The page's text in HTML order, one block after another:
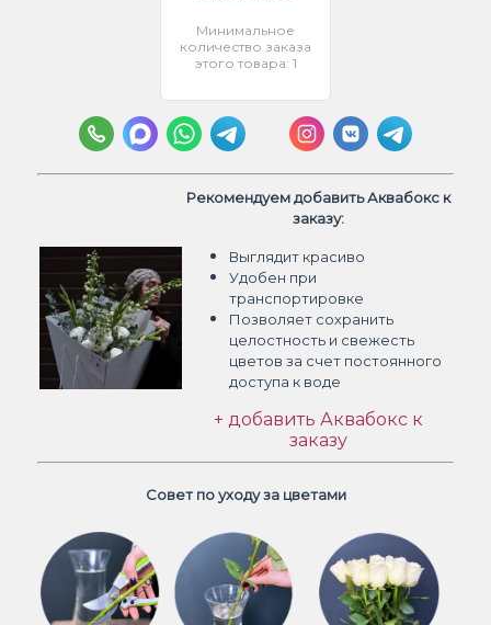
Минимальное
количество заказа
этого товара: 1
Рекомендуем добавить Аквабокс к
заказу:
Выглядит красиво
Удобен при
транспортировке
Позволяет сохранить
целостность и свежесть
цветов за счет постоянного
доступа к воде
+ добавить Аквабокс к
заказу
Совет по уходу за цветами